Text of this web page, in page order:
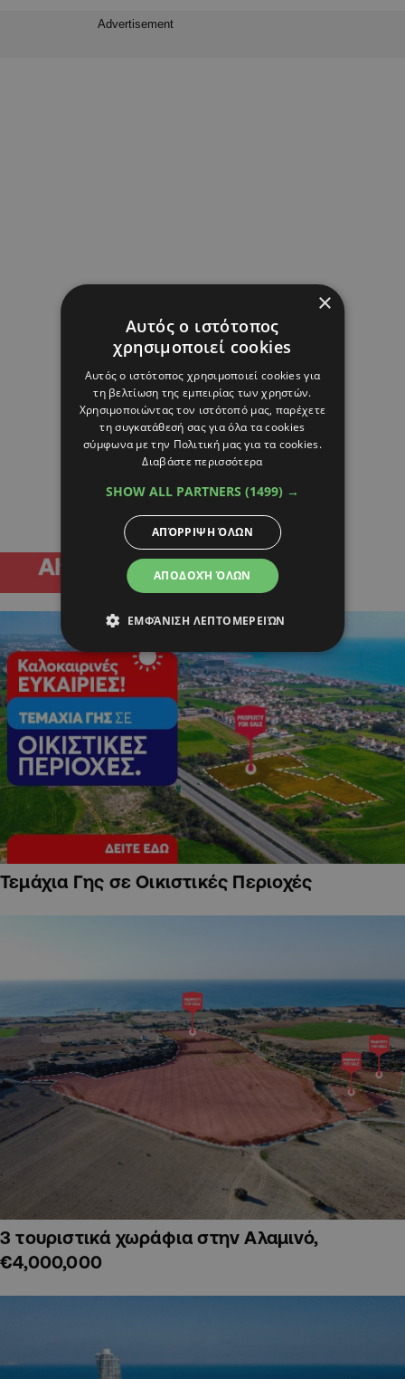
Advertisement
Τεμάχια Γης σε Οικιστικές Περιοχές
3 τουριστικά χωράφια στην Αλαμινό,
€4,000,000
×
Αυτός ο ιστότοπος
χρησιμοποιεί cookies
Αυτός ο ιστότοπος χρησιμοποιεί cookies για
τη βελτίωση της εμπειρίας των χρηστών.
Χρησιμοποιώντας τον ιστότοπό μας, παρέχετε
τη συγκατάθεσή σας για όλα τα cookies
σύμφωνα με την Πολιτική μας για τα cookies.
Διαβάστε περισσότερα
SHOW ALL PARTNERS (1499) →
ΑΠΟΔΟΧΉ ΌΛΩΝ
ΑΠΌΡΡΙΨΗ ΌΛΩΝ
ΕΜΦΆΝΙΣΗ ΛΕΠΤΟΜΕΡΕΙΏΝ